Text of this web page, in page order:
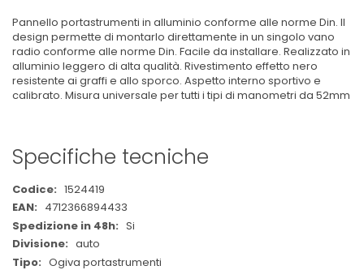
Pannello portastrumenti in alluminio conforme alle norme Din. Il
design permette di montarlo direttamente in un singolo vano
radio conforme alle norme Din. Facile da installare. Realizzato in
alluminio leggero di alta qualità. Rivestimento effetto nero
resistente ai graffi e allo sporco. Aspetto interno sportivo e
calibrato. Misura universale per tutti i tipi di manometri da 52mm
Specifiche tecniche
Maggiori
Informazioni
1524419
4712366894433
Si
auto
Ogiva portastrumenti